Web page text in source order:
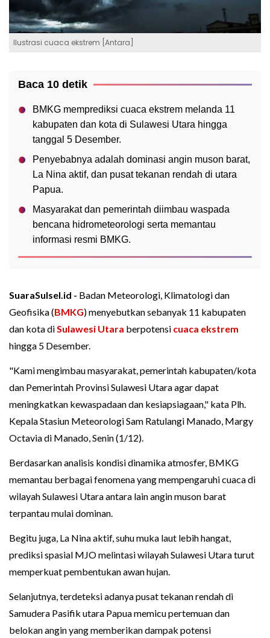
Ilustrasi cuaca ekstrem [Antara]
Baca 10 detik
BMKG memprediksi cuaca ekstrem melanda 11
kabupaten dan kota di Sulawesi Utara hingga
tanggal 5 Desember.
Penyebabnya adalah dominasi angin muson barat,
La Nina aktif, dan pusat tekanan rendah di utara
Papua.
Masyarakat dan pemerintah diimbau waspada
bencana hidrometeorologi serta memantau
informasi resmi BMKG.
SuaraSulsel.id - Badan Meteorologi, Klimatologi dan
Geofisika (BMKG) menyebutkan sebanyak 11 kabupaten
dan kota diSulawesi Utara berpotensi cuaca ekstrem
hingga 5 Desember.
"Kami mengimbau masyarakat, pemerintah kabupaten/kota
dan Pemerintah Provinsi Sulawesi Utara agar dapat
meningkatkan kewaspadaan dan kesiapsiagaan," kata Plh.
Kepala Stasiun Meteorologi Sam Ratulangi Manado, Margy
Octavia di Manado, Senin (1/12).
Berdasarkan analisis kondisi dinamika atmosfer, BMKG
memantau berbagai fenomena yang mempengaruhi cuaca di
wilayah Sulawesi Utara antara lain angin muson barat
terpantau mulai dominan.
Begitu juga, La Nina aktif, suhu muka laut lebih hangat,
prediksi spasial MJO melintasi wilayah Sulawesi Utara turut
memperkuat pembentukan awan hujan.
Selanjutnya, terdeteksi adanya pusat tekanan rendah di
Samudera Pasifik utara Papua memicu pertemuan dan
belokan angin yang memberikan dampak potensi